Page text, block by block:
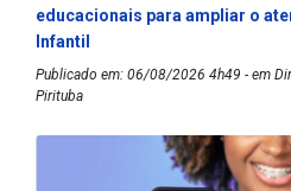
educacionais para ampliar o
Infantil
Publicado em: 06/08/2026 4h49 - em
Pirituba